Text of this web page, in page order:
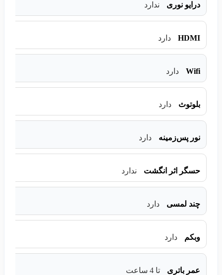
درایو نوری ندارد
HDMI دارد
Wifi دارد
بلوتوث دارد
نور پس‌زمینه دارد
حسگر اثر انگشت ندارد
چند لمسی دارد
وبکم دارد
عمر باتری تا 4 ساعت